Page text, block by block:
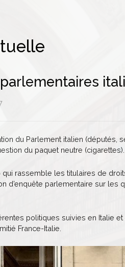
du Parlement italien
du paquet neutre
rassemble les titulaires de
d’enquête parlementaire sur
politiques suivies en Italie
France-Italie.